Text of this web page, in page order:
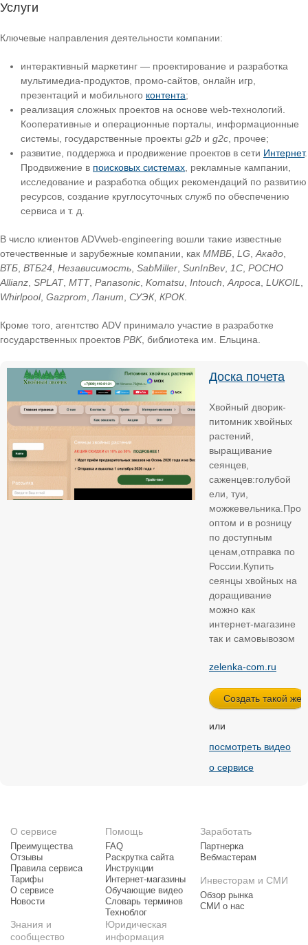
Услуги
Ключевые направления деятельности компании:
интерактивный маркетинг — проектирование и разработка
мультимедиа-продуктов, промо-сайтов, онлайн игр,
презентаций и мобильного контента;
реализация сложных проектов на основе web-технологий.
Кооперативные и операционные порталы, информационные
системы, государственные проекты g2b и g2c, прочее;
развитие, поддержка и продвижение проектов в сети Интернет.
Продвижение в поисковых системах, рекламные кампании,
исследование и разработка общих рекомендаций по развитию
ресурсов, создание круглосуточных служб по обеспечению
сервиса и т. д.
В число клиентов ADVweb-engineering вошли такие известные
отечественные и зарубежные компании, как ММВБ, LG,Акадо,
ВТБ, ВТБ24, Независимость, SabMiller, SunInBev, 1С, РОСНО
Allianz, SPLAT, MTT, Panasonic, Komatsu, Intouch,Алроса, LUKOIL,
Whirlpool, Gazprom,Ланит, СУЭК, КРОК.
Кроме того, агентство ADV принимало участие в разработке
государственных проектов PBK, библиотека им. Ельцина.
Доска почета
Хвойный дворик-
питомник хвойных
растений,
выращивание
сеянцев,
саженцев:голубой
ели, туи,
оптом и в розницу
по доступным
ценам,отправка по
России.Купить
сеянцы хвойных на
доращивание
можно как
интернет-магазине
так и самовывозом
zelenka-com.ru
или
посмотреть видео
о сервисе
О сервисе
Преимущества
Отзывы
Правила сервиса
Тарифы
О сервисе
Новости
Помощь
FAQ
Раскрутка сайта
Инструкции
Интернет-магазины
Обучающие видео
Словарь терминов
Техноблог
Заработать
Партнерка
Вебмастерам
Инвесторам и СМИ
Обзор рынка
СМИ о нас
Знания и
сообщество
Юридическая
информация